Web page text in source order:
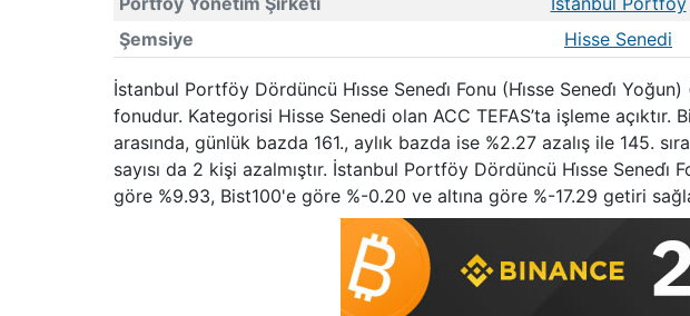
Şemsiye
Hisse Senedi
İstanbul Portföy Dördüncü Hi̇sse Senedi̇ Fonu (Hi̇sse Senedi̇
fonudur. Kategorisi Hisse Senedi olan ACC TEFAS’ta işleme
arasında, günlük bazda 161., aylık bazda ise %2.27 azalış ile 145.
sayısı da 2 kişi azalmıştır. İstanbul Portföy Dördüncü Hi̇sse
göre %9.93, Bist100'e göre %-0.20 ve altına göre %-17.29 getiri